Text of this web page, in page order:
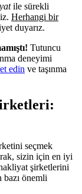
ile sürekli
Herhangi bir
duyarız.
Tutuncu
deneyimi
edin ve taşınma
seçmek
sizin için en iyi
şirketlerini
bazı önemli